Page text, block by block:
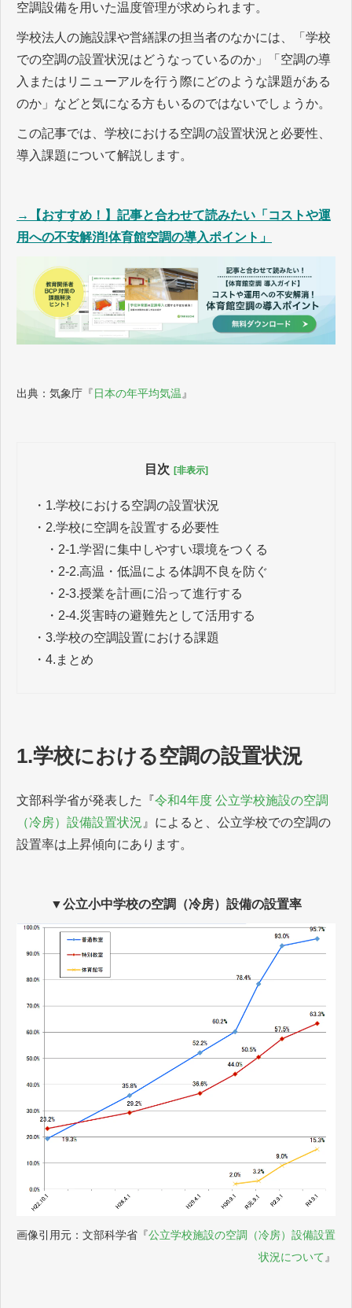
空調設備を用いた温度管理が求められます。
学校法人の施設課や営繕課の担当者のなかには、「学校
での空調の設置状況はどうなっているのか」「空調の導
入またはリニューアルを行う際にどのような課題がある
のか」などと気になる方もいるのではないでしょうか。
この記事では、学校における空調の設置状況と必要性、
導入課題について解説します。
→【おすすめ！】記事と合わせて読みたい「コストや運
用への不安解消!体育館空調の導入ポイント」
出典：気象庁『日本の年平均気温 』
目次 [非表示]
・ 1.学校における空調の設置状況
・ 2.学校に空調を設置する必要性
・ 2-1.学習に集中しやすい環境をつくる
・ 2-2.高温・低温による体調不良を防ぐ
・ 2-3.授業を計画に沿って進行する
・ 2-4.災害時の避難先として活用する
・ 3.学校の空調設置における課題
・ 4.まとめ
1.学校における空調の設置状況
文部科学省が発表した『令和4年度 公立学校施設の空調
（冷房）設備設置状況 』によると、公立学校での空調の
設置率は上昇傾向にあります。
▼公立小中学校の空調（冷房）設備の設置率
画像引用元：文部科学省『公立学校施設の空調（冷房）設備設置
状況について 』